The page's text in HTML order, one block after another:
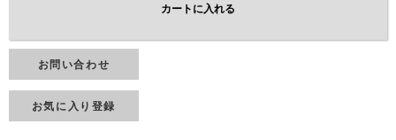
カートに入れる
お問い合わせ
お気に入り登録